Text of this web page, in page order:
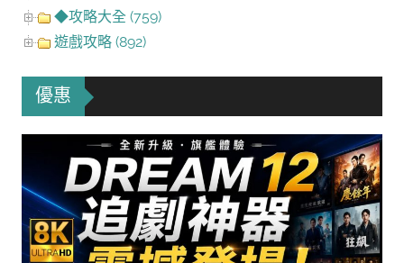
◆攻略大全 (759)
遊戲攻略 (892)
優惠